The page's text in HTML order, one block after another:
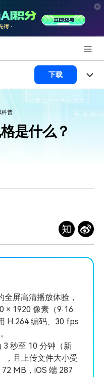
300624
下载
立即购买
科普
是什么？
屏高清播放体验，
× 1920 像素（9:16
H.264 编码、30 fps
秒至 10 分钟（新
，且上传文件大小受
MB，iOS 端 287